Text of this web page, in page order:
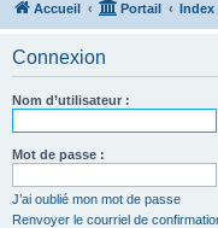
Accueil Portail Index
Connexion
Nom d’utilisateur :
Mot de passe :
J’ai oublié mon mot de passe
Renvoyer le courriel de